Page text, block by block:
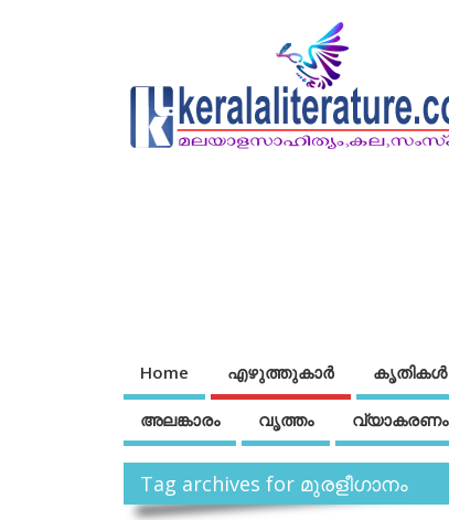
Home എഴുത്തുകാര്‍ കൃതികൾ
അലങ്കാരം വൃത്തം വ്യാകരണം
Tag archives for മുരളീഗാനം